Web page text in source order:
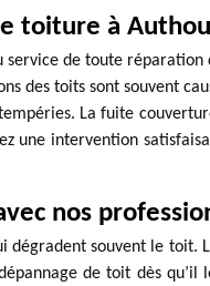
toiture à Authou
de toute
des toits sont souvent
La fuite
une intervention
nos
dégradent souvent le toit.
de toit dès qu’il